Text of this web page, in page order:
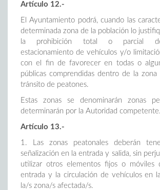
Artículo 12.-
El Ayuntamiento podrá, cuando las
determinada zona de la población lo
la prohibición total o parcial de
estacionamiento de vehículos y/o
con el fin de favorecer en todas o
públicas comprendidas dentro de la zona
tránsito de peatones.
Estas zonas se denominarán zonas
determinarán por la Autoridad competente.
Artículo 13.-
1. Las zonas peatonales deberán
señalización en la entrada y salida, sin
utilizar otros elementos fijos o móviles
entrada y la circulación de vehículos en
la/s zona/s afectada/s.